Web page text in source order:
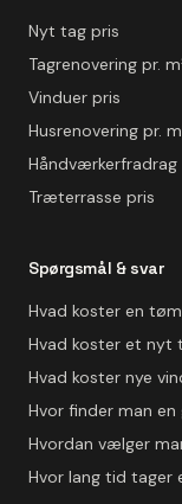
Nyt tag pris
Tagrenovering pr.
Vinduer pris
Husrenovering pr.
Håndværkerfradrag
Træterrasse pris
Spørgsmål & svar
Hvad koster en
Hvad koster et nyt
Hvad koster nye
Hvor finder man
Hvordan vælger
Hvor lang tid tager